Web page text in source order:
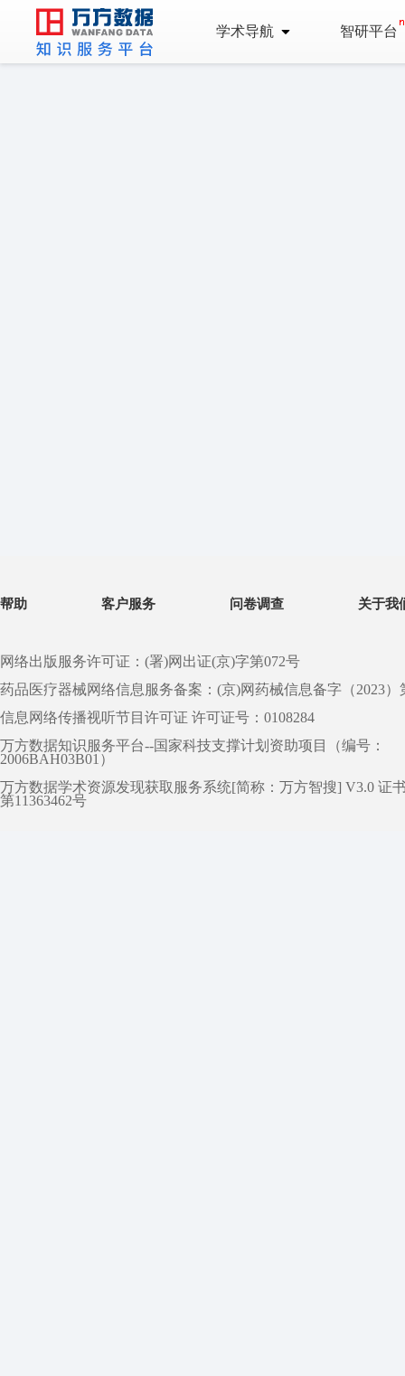
学术导航 智研平台
帮助 客户服务 问卷调查 关于我
网络出版服务许可证：(署)网出证(京)字第072号
药品医疗器械网络信息服务备案：(京)网药械信息备字（2023）
信息网络传播视听节目许可证 许可证号：0108284
万方数据知识服务平台--国家科技支撑计划资助项目（编号：
2006BAH03B01）
万方数据学术资源发现获取服务系统[简称：万方智搜] V3.0 证
第11363462号